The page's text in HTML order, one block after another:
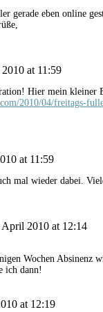
gerade eben online
at 11:59
Hier mein kleiner
2010/04/freitags-
at 11:59
mal wieder dabei.
April 2010 at 12:14
Wochen Absinenz
ich dann!
at 12:19